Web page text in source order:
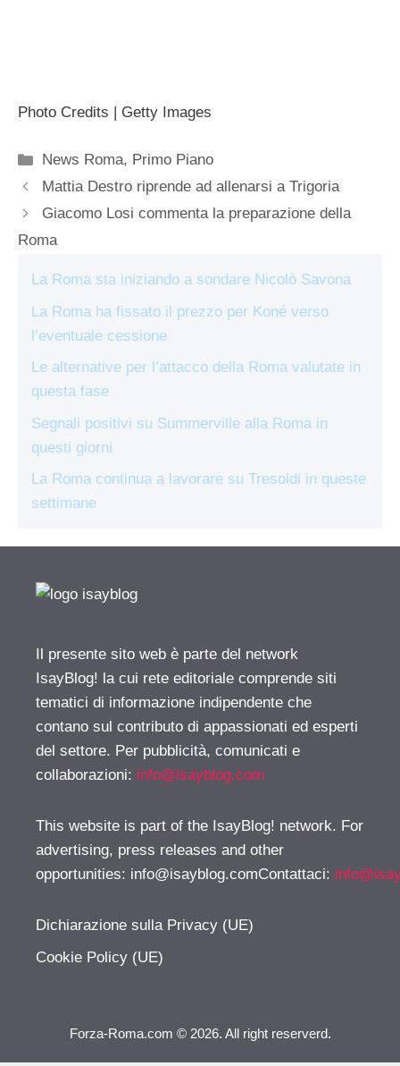
Photo Credits | Getty Images
Categorie
News Roma, Primo Piano
Mattia Destro riprende ad allenarsi a Trigoria
Giacomo Losi commenta la preparazione della
Roma
La Roma sta iniziando a sondare Nicolò Savona
La Roma ha fissato il prezzo per Koné verso
l’eventuale cessione
Le alternative per l’attacco della Roma valutate in
questa fase
Segnali positivi su Summerville alla Roma in
questi giorni
La Roma continua a lavorare su Tresoldi in queste
settimane
Il presente sito web è parte del network
IsayBlog! la cui rete editoriale comprende siti
tematici di informazione indipendente che
contano sul contributo di appassionati ed esperti
del settore. Per pubblicità, comunicati e
collaborazioni: info@isayblog.com
This website is part of the IsayBlog! network. For
advertising, press releases and other
opportunities: info@isayblog.comContattaci:
Dichiarazione sulla Privacy (UE)
Cookie Policy (UE)
Forza-Roma.com © 2026. All right reserverd.